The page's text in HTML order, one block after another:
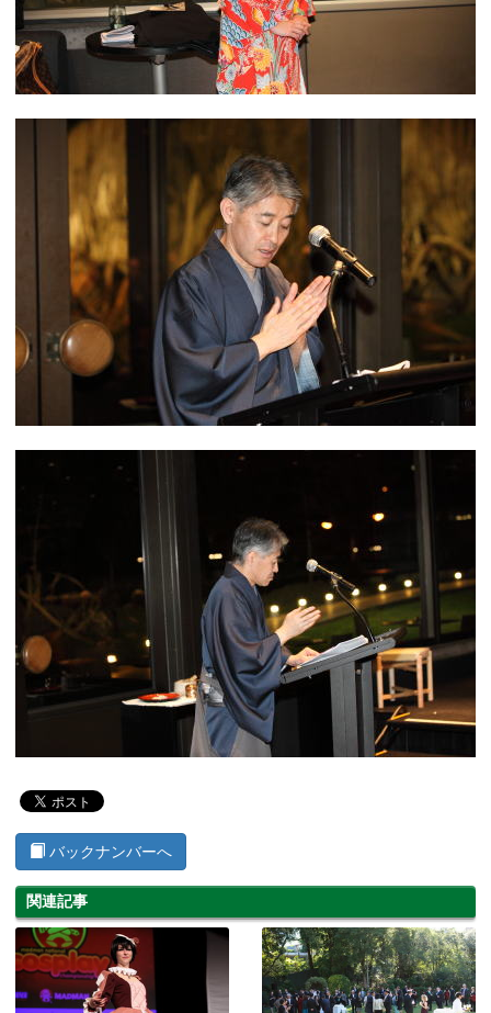
バックナンバーへ
関連記事